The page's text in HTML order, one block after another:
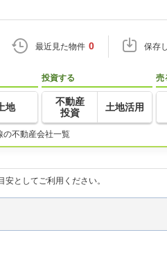
最近見た物件 0 保存
地
投資する
不動産
投資
土地活用
売
の不動産会社一覧
としてご利用ください。